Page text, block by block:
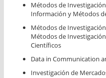
Métodos de
Información y Métodos
Métodos de
Métodos de
Científicos
Data in Communication
Investigación de